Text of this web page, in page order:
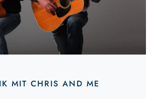
MIT CHRIS AND ME